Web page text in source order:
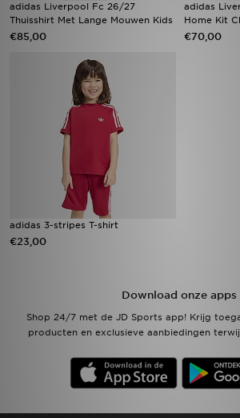
adidas Liverpool Fc 26/27
Thuisshirt Met Lange Mouwen Kids
€85,00
adidas
Home Kit
€70,00
adidas 3-stripes T-shirt
€23,00
Download onze apps
Shop 24/7 met de JD Sports app! Krijg
producten en exclusieve aanbiedingen